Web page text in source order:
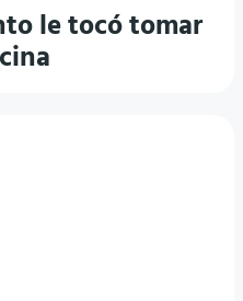
le tocó tomar